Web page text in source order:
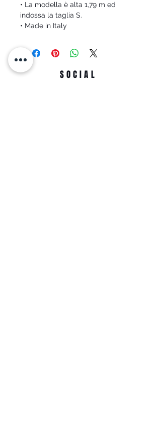
• La modella è alta 1,79 m ed
indossa la taglia S.
• Made in Italy
SOCIAL